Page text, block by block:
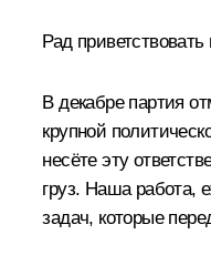
Рад
В декабре партия
крупной
несёте эту
груз. Наша работа,
задач, которые